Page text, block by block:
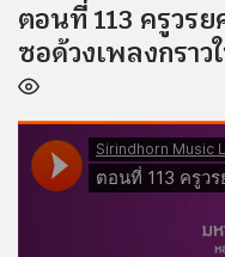
ตอนที่ 113 ครูวร
ซอด้วงเพลงกราว